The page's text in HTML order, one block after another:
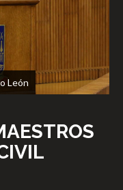
León